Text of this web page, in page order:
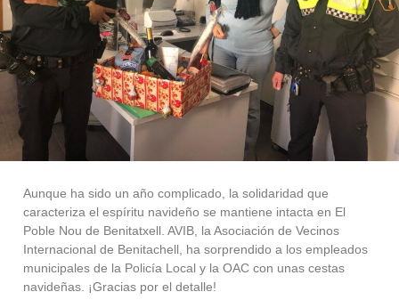
Aunque ha sido un año complicado, la solidaridad que
caracteriza el espíritu navideño se mantiene intacta en El
Poble Nou de Benitatxell. AVIB, la Asociación de Vecinos
Internacional de Benitachell, ha sorprendido a los empleados
municipales de la Policía Local y la OAC con unas cestas
navideñas. ¡Gracias por el detalle!